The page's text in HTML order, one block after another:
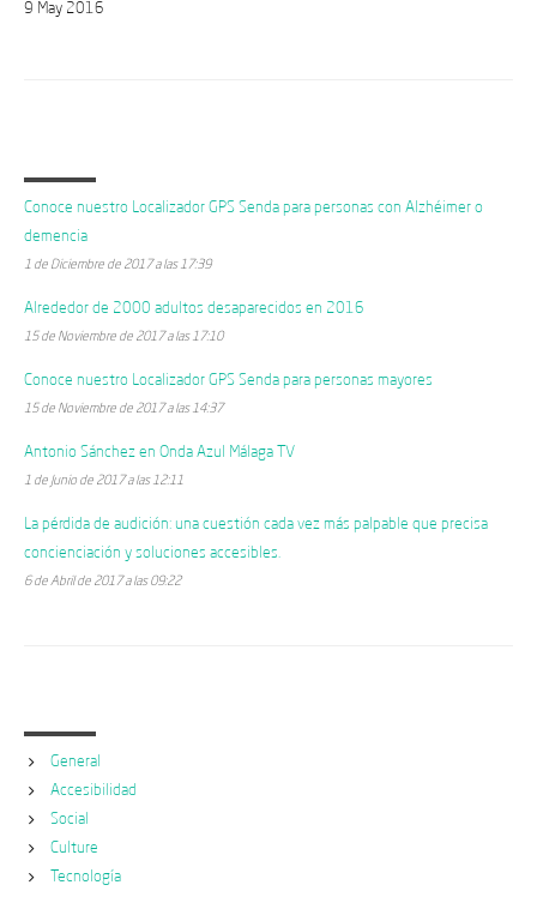
9 May 2016
Conoce nuestro Localizador GPS Senda para personas con Alzhéimer o
demencia
1 de Diciembre de 2017 a las 17:39
Alrededor de 2000 adultos desaparecidos en 2016
15 de Noviembre de 2017 a las 17:10
Conoce nuestro Localizador GPS Senda para personas mayores
15 de Noviembre de 2017 a las 14:37
Antonio Sánchez en Onda Azul Málaga TV
1 de Junio de 2017 a las 12:11
La pérdida de audición: una cuestión cada vez más palpable que precisa
concienciación y soluciones accesibles.
6 de Abril de 2017 a las 09:22
General
Accesibilidad
Social
Culture
Tecnología